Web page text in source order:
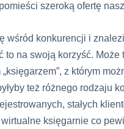
szeroką ofertę
wśród konkurencji i
to na swoją korzyść.
z którym
też różnego rodzaju
stałych
księgarnie co